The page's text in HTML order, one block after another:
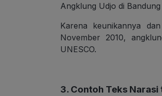
Angklung Udjo di
Karena keunikannya
November 2010,
UNESCO.
3. Contoh Teks Narasi